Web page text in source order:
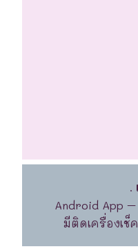
.
Android App
มีติดเครื่องเช็